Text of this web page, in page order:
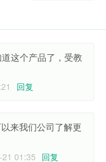
这个产品了，受教
回复
来我们公司了解更
01:35 回复